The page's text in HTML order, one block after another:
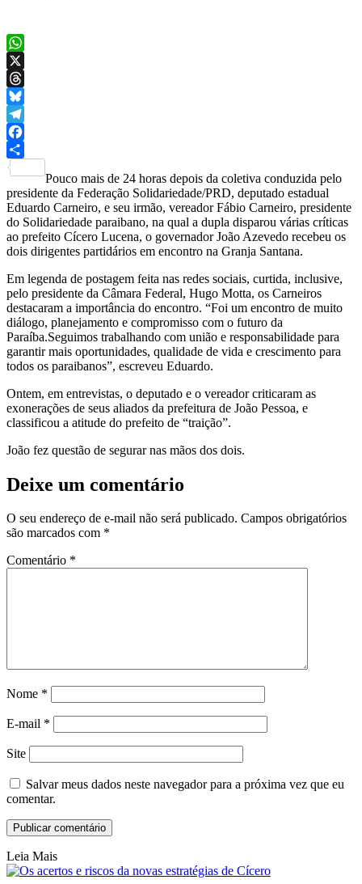
WhatsApp
X
Threads
Bluesky
Telegram
Facebook
Pouco mais de 24 horas depois da coletiva conduzida pelo
presidente da Federação Solidariedade/PRD, deputado estadual
Eduardo Carneiro, e seu irmão, vereador Fábio Carneiro, presidente
do Solidariedade paraibano, na qual a dupla disparou várias críticas
ao prefeito Cícero Lucena, o governador João Azevedo recebeu os
dois dirigentes partidários em encontro na Granja Santana.
Em legenda de postagem feita nas redes sociais, curtida, inclusive,
pelo presidente da Câmara Federal, Hugo Motta, os Carneiros
destacaram a importância do encontro. “Foi um encontro de muito
diálogo, planejamento e compromisso com o futuro da
Paraíba.Seguimos trabalhando com união e responsabilidade para
garantir mais oportunidades, qualidade de vida e crescimento para
todos os paraibanos”, escreveu Eduardo.
Ontem, em entrevistas, o deputado e o vereador criticaram as
exonerações de seus aliados da prefeitura de João Pessoa, e
classificou a atitude do prefeito de “traição”.
João fez questão de segurar nas mãos dos dois.
Deixe um comentário
O seu endereço de e-mail não será publicado. Campos obrigatórios
são marcados com *
Comentário *
Nome *
E-mail *
Site
Salvar meus dados neste navegador para a próxima vez que eu
comentar.
Leia Mais